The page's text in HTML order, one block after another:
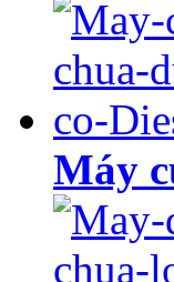
Máy